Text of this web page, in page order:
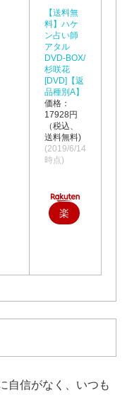
【送料無
料】ハケ
ン占い師
アタル
DVD-BOX/
杉咲花
[DVD]【返
品種別A】
価格：
17928円
（税込、
送料無料)
(2019/6/14
時点)
楽
入
自信がなく、いつも